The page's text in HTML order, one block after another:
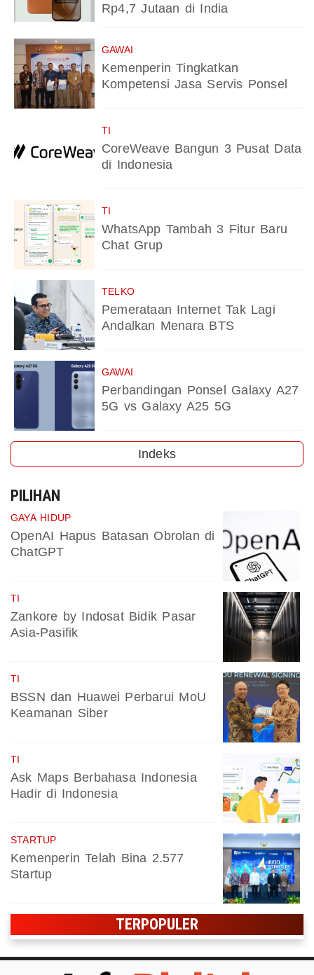
Rp4,7 Jutaan di India
GAWAI
Kemenperin Tingkatkan
Kompetensi Jasa Servis Ponsel
TI
CoreWeave Bangun 3 Pusat Data
di Indonesia
TI
WhatsApp Tambah 3 Fitur Baru
Chat Grup
TELKO
Pemerataan Internet Tak Lagi
Andalkan Menara BTS
GAWAI
Perbandingan Ponsel Galaxy A27
5G vs Galaxy A25 5G
Indeks
PILIHAN
GAYA HIDUP
OpenAI Hapus Batasan Obrolan di
ChatGPT
TI
Zankore by Indosat Bidik Pasar
Asia-Pasifik
TI
BSSN dan Huawei Perbarui MoU
Keamanan Siber
TI
Ask Maps Berbahasa Indonesia
Hadir di Indonesia
STARTUP
Kemenperin Telah Bina 2.577
Startup
TERPOPULER